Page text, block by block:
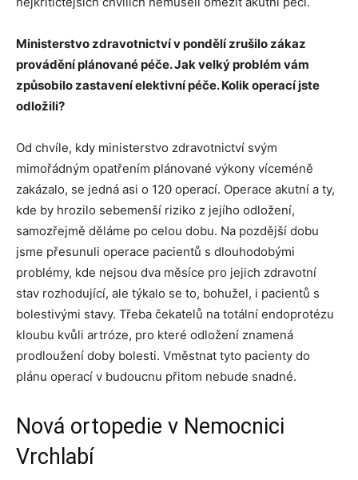
Ministerstvo zdravotnictví v pondělí zrušilo zákaz
provádění plánované péče. Jak velký problém vám
způsobilo zastavení elektivní péče. Kolik operací jste
odložili?
Od chvíle, kdy ministerstvo zdravotnictví svým
mimořádným opatřením plánované výkony víceméně
zakázalo, se jedná asi o 120 operací. Operace akutní a ty,
kde by hrozilo sebemenší riziko z jejího odložení,
samozřejmě děláme po celou dobu. Na pozdější dobu
jsme přesunuli operace pacientů s dlouhodobými
problémy, kde nejsou dva měsíce pro jejich zdravotní
stav rozhodující, ale týkalo se to, bohužel, i pacientů s
bolestivými stavy. Třeba čekatelů na totální endoprotézu
kloubu kvůli artróze, pro které odložení znamená
prodloužení doby bolesti. Vměstnat tyto pacienty do
plánu operací v budoucnu přitom nebude snadné.
Nová ortopedie v Nemocnici
Vrchlabí